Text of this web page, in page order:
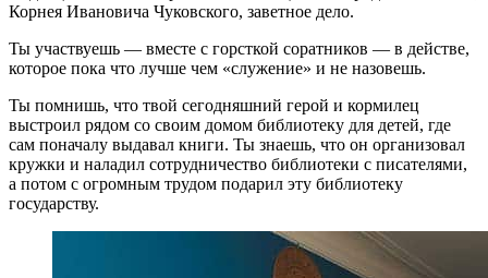
Корнея Ивановича Чуковского, заветное дело.
Ты участвуешь — вместе с горсткой соратников — в действе,
которое пока что лучше чем «служение» и не назовешь.
Ты помнишь, что твой сегодняшний герой и кормилец
выстроил рядом со своим домом библиотеку для детей, где
сам поначалу выдавал книги. Ты знаешь, что он организовал
кружки и наладил сотрудничество библиотеки с писателями,
а потом с огромным трудом подарил эту библиотеку
государству.